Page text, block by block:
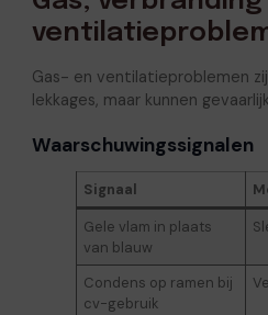
Gas- en ventilatieproblemen
lekkages, maar kunnen
Waarschuwingssignalen
Signaal
Gele vlam in plaats
van blauw
Condens op ramen bij
cv-gebruik